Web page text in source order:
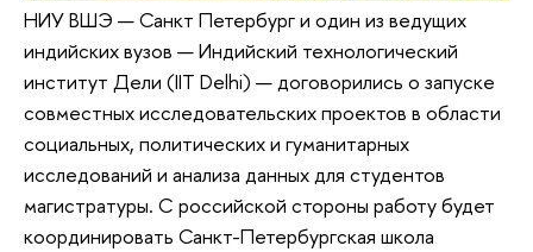
НИУ ВШЭ — Санкт Петербург и один из ведущих
индийских вузов — Индийский технологический
институт Дели (IIT Delhi) — договорились о запуске
совместных исследовательских проектов в области
социальных, политических и гуманитарных
исследований и анализа данных для студентов
магистратуры. С российской стороны работу будет
координировать Санкт-Петербургская школа